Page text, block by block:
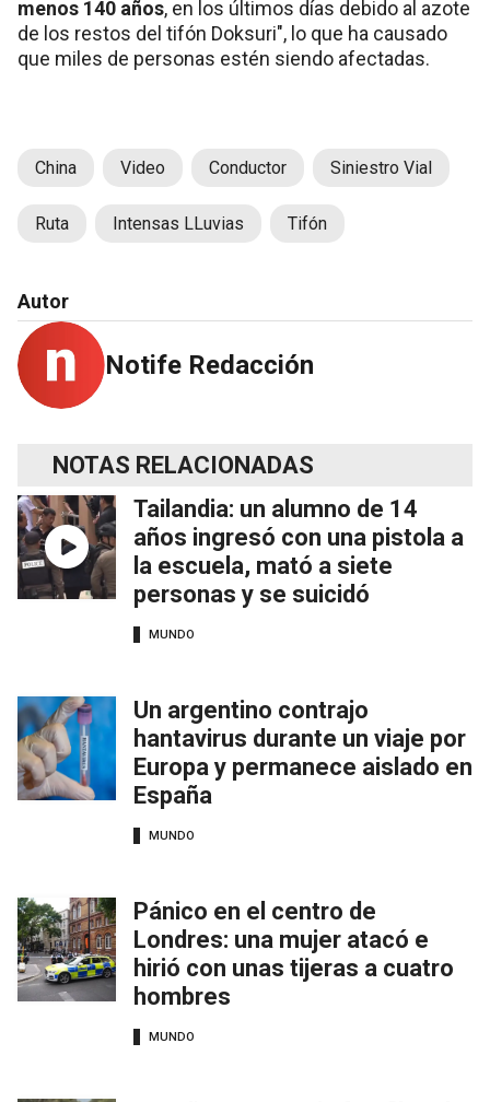
menos 140 años, en los últimos días debido al azote
de los restos del tifón Doksuri", lo que ha causado
que miles de personas estén siendo afectadas.
China Video Conductor Siniestro Vial
Ruta Intensas LLuvias Tifón
Autor
Notife Redacción
NOTAS RELACIONADAS
Tailandia: un alumno de 14
años ingresó con una pistola a
la escuela, mató a siete
personas y se suicidó
MUNDO
Un argentino contrajo
hantavirus durante un viaje por
Europa y permanece aislado en
España
MUNDO
Pánico en el centro de
Londres: una mujer atacó e
hirió con unas tijeras a cuatro
hombres
MUNDO